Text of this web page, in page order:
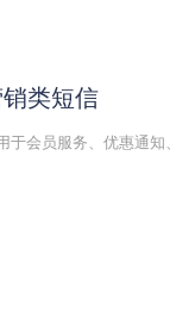
类短信
于会员服务、优惠通